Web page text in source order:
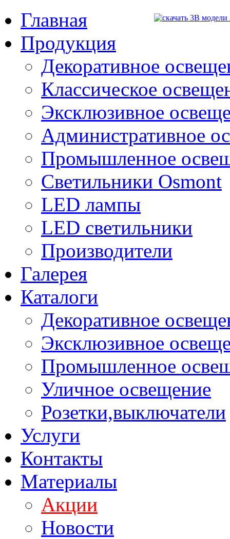
Главная
Продукция
Декоративное
Классическое
Эксклюзивное
Административное
Промышленное
Светильники Osmont
LED лампы
LED светильники
Производители
Галерея
Каталоги
Декоративное
Эксклюзивное
Промышленное
Уличное освещение
Розетки,выключатели
Услуги
Контакты
Материалы
Акции
Новости